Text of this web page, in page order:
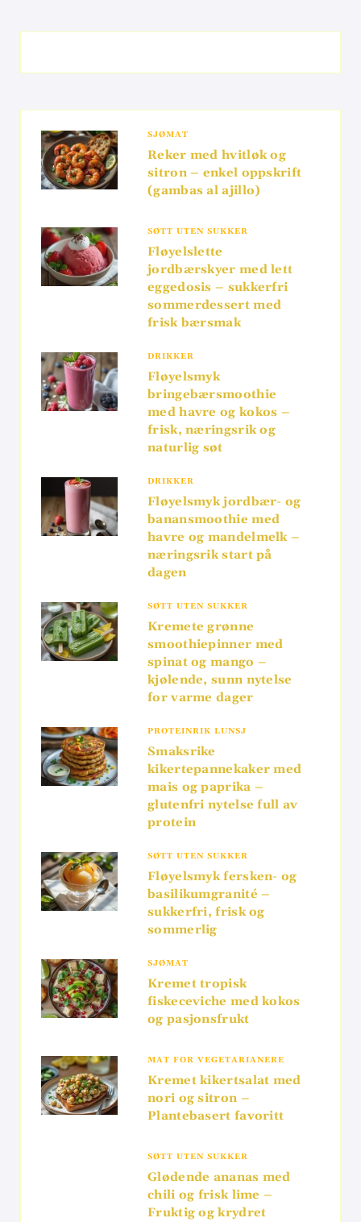
SJØMAT
Reker med hvitløk og
sitron – enkel oppskrift
(gambas al ajillo)
SØTT UTEN SUKKER
Fløyelslette
jordbærskyer med lett
eggedosis – sukkerfri
sommerdessert med
frisk bærsmak
DRIKKER
Fløyelsmyk
bringebærsmoothie
med havre og kokos –
frisk, næringsrik og
naturlig søt
DRIKKER
Fløyelsmyk jordbær- og
banansmoothie med
havre og mandelmelk –
næringsrik start på
dagen
SØTT UTEN SUKKER
Kremete grønne
smoothiepinner med
spinat og mango –
kjølende, sunn nytelse
for varme dager
PROTEINRIK LUNSJ
Smaksrike
kikertepannekaker med
mais og paprika –
glutenfri nytelse full av
protein
SØTT UTEN SUKKER
Fløyelsmyk fersken- og
basilikumgranité –
sukkerfri, frisk og
sommerlig
SJØMAT
Kremet tropisk
fiskeceviche med kokos
og pasjonsfrukt
MAT FOR VEGETARIANERE
Kremet kikertsalat med
nori og sitron –
Plantebasert favoritt
SØTT UTEN SUKKER
Glødende ananas med
chili og frisk lime –
Fruktig og krydret